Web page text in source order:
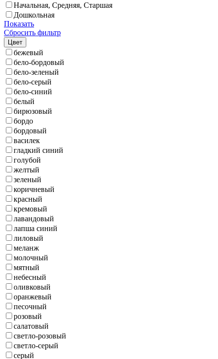
Начальная, Средняя, Старшая
Дошкольная
Показать
Сбросить фильтр
Цвет
бежевый
бело-бордовый
бело-зеленый
бело-серый
бело-синий
белый
бирюзовый
бордо
бордовый
василек
гладкий синий
голубой
желтый
зеленый
коричневый
красный
кремовый
лавандовый
лапша синий
лиловый
меланж
молочный
мятный
небесный
оливковый
оранжевый
песочный
розовый
салатовый
светло-розовый
светло-серый
серый